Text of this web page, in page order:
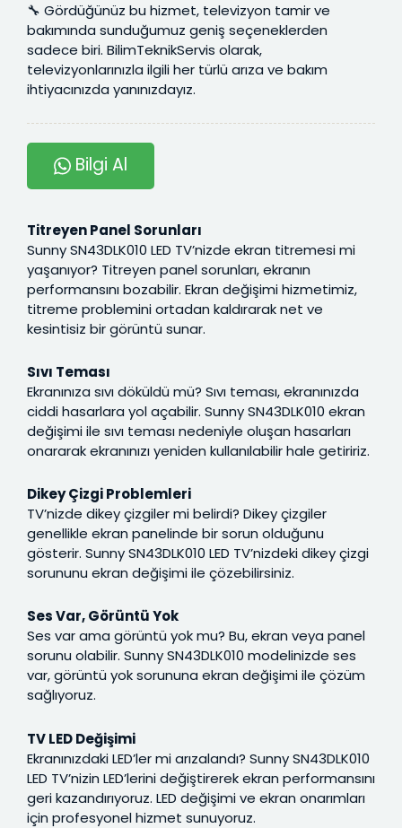
🔧 Gördüğünüz bu hizmet, televizyon tamir ve
bakımında sunduğumuz geniş seçeneklerden
sadece biri. BilimTeknikServis olarak,
televizyonlarınızla ilgili her türlü arıza ve bakım
ihtiyacınızda yanınızdayız.
Bilgi Al
Titreyen Panel Sorunları
Sunny SN43DLK010 LED TV’nizde ekran titremesi mi
yaşanıyor? Titreyen panel sorunları, ekranın
performansını bozabilir. Ekran değişimi hizmetimiz,
titreme problemini ortadan kaldırarak net ve
kesintisiz bir görüntü sunar.
Sıvı Teması
Ekranınıza sıvı döküldü mü? Sıvı teması, ekranınızda
ciddi hasarlara yol açabilir. Sunny SN43DLK010 ekran
değişimi ile sıvı teması nedeniyle oluşan hasarları
onararak ekranınızı yeniden kullanılabilir hale getiririz.
Dikey Çizgi Problemleri
TV’nizde dikey çizgiler mi belirdi? Dikey çizgiler
genellikle ekran panelinde bir sorun olduğunu
gösterir. Sunny SN43DLK010 LED TV’nizdeki dikey çizgi
sorununu ekran değişimi ile çözebilirsiniz.
Ses Var, Görüntü Yok
Ses var ama görüntü yok mu? Bu, ekran veya panel
sorunu olabilir. Sunny SN43DLK010 modelinizde ses
var, görüntü yok sorununa ekran değişimi ile çözüm
sağlıyoruz.
TV LED Değişimi
Ekranınızdaki LED’ler mi arızalandı? Sunny SN43DLK010
LED TV’nizin LED’lerini değiştirerek ekran performansını
geri kazandırıyoruz. LED değişimi ve ekran onarımları
için profesyonel hizmet sunuyoruz.